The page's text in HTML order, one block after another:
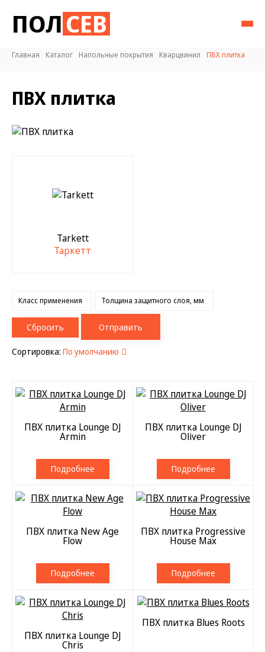
ПОЛСЕВ
Главная Каталог Напольные покрытия Кварцвинил ПВХ плитка
ПВХ плитка
Tarkett
Таркетт
Класс применения Толщина защитного слоя, мм
Сбросить Отправить
Сортировка: По умолчанию
ПВХ плитка Lounge DJ
Armin
Подробнее
ПВХ плитка Lounge DJ
Oliver
Подробнее
ПВХ плитка New Age
Flow
Подробнее
ПВХ плитка Progressive
House Max
Подробнее
ПВХ плитка Lounge DJ
Chris
ПВХ плитка Blues Roots